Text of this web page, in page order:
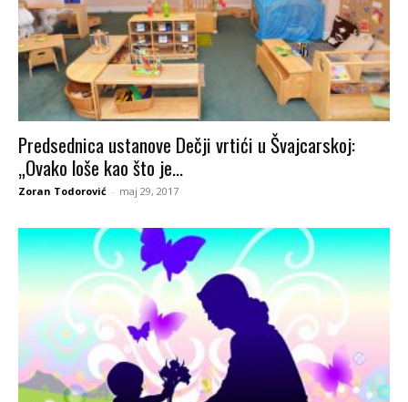
Predsednica ustanove Dečji vrtići u Švajcarskoj:
„Ovako loše kao što je...
Zoran Todorović - maj 29, 2017